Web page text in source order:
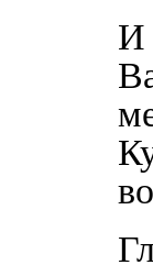
И